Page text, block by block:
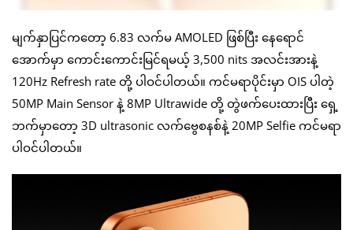
မျက်နှာပြင်ကတော့ 6.83 လက်မ AMOLED ဖြစ်ပြီး နေရောင်
အောက်မှာ ကောင်းကောင်းမြင်ရမယ့် 3,500 nits အလင်းအားနဲ့
120Hz Refresh rate တို့ ပါဝင်ပါတယ်။ ကင်မရာပိုင်းမှာ OIS ပါတဲ့
50MP Main Sensor နဲ့ 8MP Ultrawide တို့ တွဲဖက်ပေးထားပြီး ရှေ့
ဘက်မှာတော့ 3D ultrasonic လက်ဗွေစနစ်နဲ့ 20MP Selfie ကင်မရာ
ပါဝင်ပါတယ်။